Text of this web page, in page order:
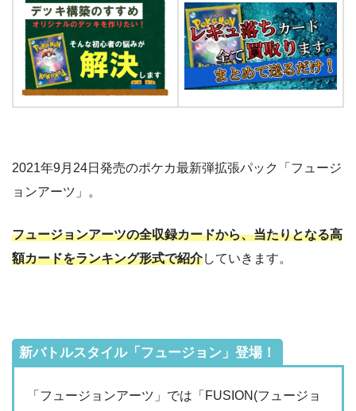
2021年9月24日発売のポケカ最新弾拡張パック「フュージ
ョンアーツ」。
フュージョンアーツの全収録カードから、当たりとなる高
額カードをランキング形式で紹介していきます。
新バトルスタイル「フュージョン」登場！
「フュージョンアーツ」では「FUSION(フュージョ